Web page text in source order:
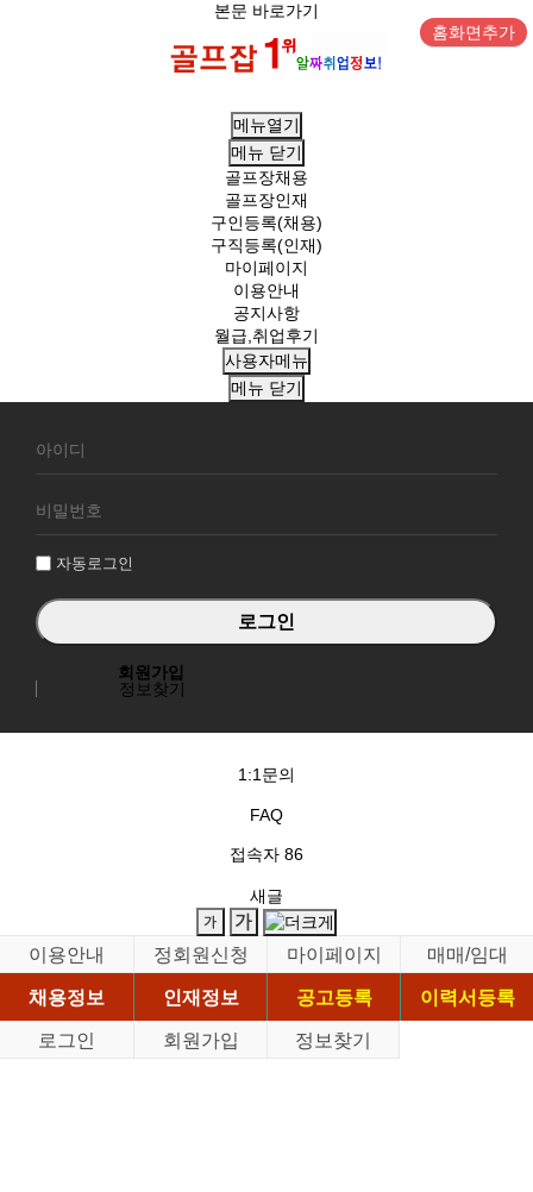
본문 바로가기
홈화면추가
메뉴열기
메뉴 닫기
골프장채용
골프장인재
구인등록(채용)
구직등록(인재)
마이페이지
이용안내
공지사항
월급,취업후기
사용자메뉴
메뉴 닫기
원
그
자동로그인
회원가입
정보찾기
1:1문의
FAQ
접속자 86
새글
이용안내 정회원신청 마이페이지
매매/임대
채용정보
인재정보 공고등록
이력서등록
로그인
회원가입 정보찾기